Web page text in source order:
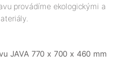
provádíme ekologickými a
JAVA 770 x 700 x 460 mm